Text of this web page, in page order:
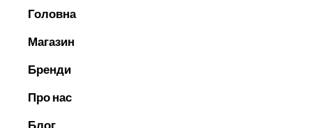
Головна
Магазин
Бренди
Про нас
Блог